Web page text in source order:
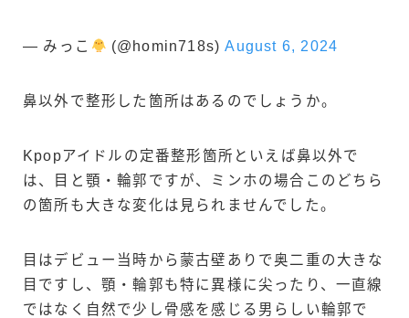
— みっこ (@homin718s)August 6, 2024
鼻以外で整形した箇所はあるのでしょうか。
Kpopアイドルの定番整形箇所といえば鼻以外で
は、目と顎・輪郭ですが、ミンホの場合このどちら
の箇所も大きな変化は見られませんでした。
目はデビュー当時から蒙古壁ありで奥二重の大きな
目ですし、顎・輪郭も特に異様に尖ったり、一直線
ではなく自然で少し骨感を感じる男らしい輪郭で